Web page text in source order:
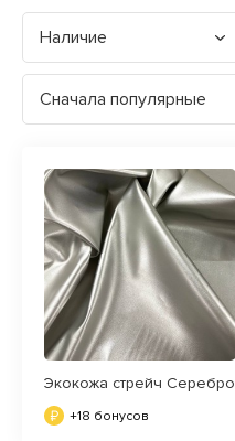
Наличие
Сначала популярные
Экокожа стрейч Серебро
+18 бонусов